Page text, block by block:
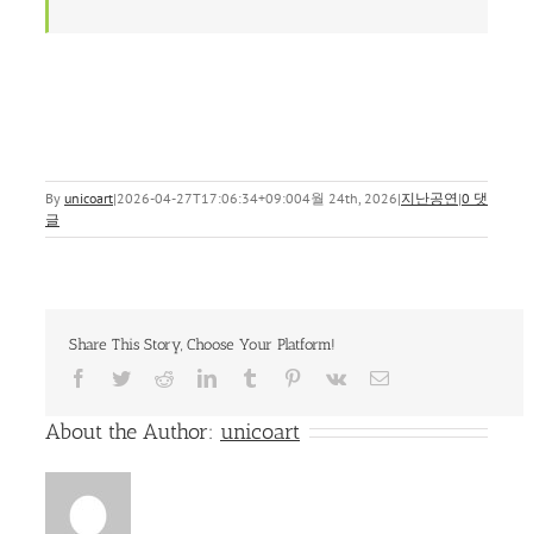
By unicoart|2026-04-27T17:06:34+09:004월 24th, 2026|지난공연|0 댓
글
Share This Story, Choose Your Platform!
Facebook
TwitterRedditLinkedInTumblr Pinterest
Vk
이
About the Author: unicoart